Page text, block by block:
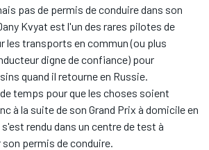
pas de permis de conduire dans son
Kvyat est l'un des rares pilotes de
les transports en commun (ou plus
digne de confiance) pour
quand il retourne en Russie.
temps pour que les choses soient
à la suite de son Grand Prix à domicile en
rendu dans un centre de test à
permis de conduire.